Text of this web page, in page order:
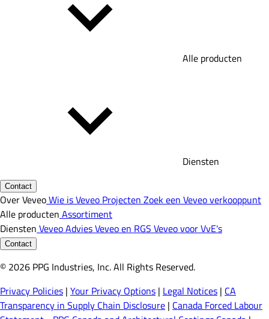
Alle producten
Diensten
Contact
Over VeveoWie is Veveo Projecten Zoek een Veveo verkooppunt
Alle producten Assortiment
Diensten Veveo AdviesVeveo en RGS Veveo voor VvE's
Contact
© 2026 PPG Industries, Inc. All Rights Reserved.
Privacy Policies | Your Privacy Options | Legal Notices | CA
Transparency in Supply Chain Disclosure | Canada Forced Labour